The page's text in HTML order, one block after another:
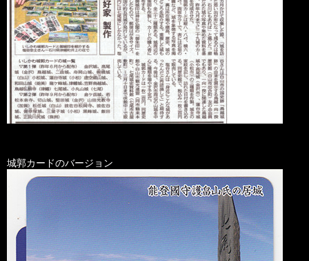
城郭カードのバージョン